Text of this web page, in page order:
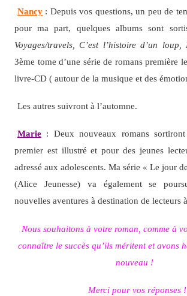
Nancy: Depuis vos questions, un peu de
pour ma part, quelques albums sont
Voyages/travels, C’est l’histoire d’un loup,
3ème tome d’une série de romans première
livre-CD ( autour de la musique et des
Les autres suivront à l’automne.
Marie: Deux nouveaux romans sortiront
premier est illustré et pour des jeunes
adressé aux adolescents. Ma série « Le jour
(Alice Jeunesse) va également se
nouvelles aventures à destination de lecteurs
Nous souhaitons à votre roman, comme à
connaître le succès qu’ils méritent et avons
nouveau !
Merci pour vos réponses !